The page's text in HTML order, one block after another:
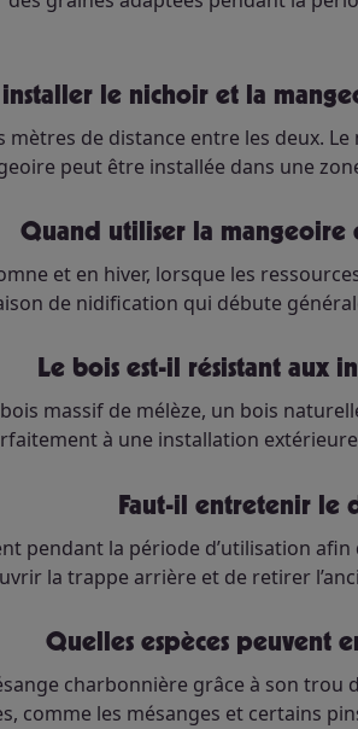
installer le nichoir et la
de distance entre les deux.
peut être installée dans une
Quand utiliser la
et en hiver, lorsque les
de nidification qui débute
Le bois est-il résistant aux
massif de mélèze, un bois
à une installation
Faut-il entretenir le
pendant la période d’utilisation
la trappe arrière et de retirer
Quelles espèces peuvent
charbonnière grâce à son trou
comme les mésanges et certains